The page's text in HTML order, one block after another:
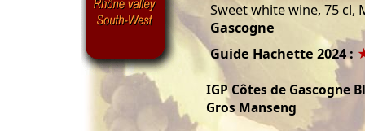
Sweet white wine, 75 cl,
Gascogne
Guide Hachette 2024 :
IGP Côtes de Gascogne
Gros Manseng